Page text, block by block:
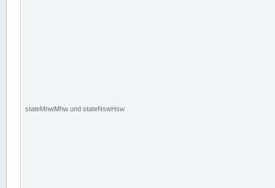
stateMnwMhw und stateNswHsw